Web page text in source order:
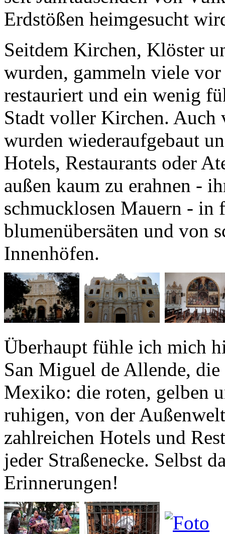
Seitdem Kirchen, Klöster
wurden, gammeln viele
restauriert und ein wenig
Stadt voller Kirchen. Auch
wurden wieder­aufgebaut
Hotels, Restaurants oder
außen kaum zu erahnen -
schmucklosen Mauern - in
blumenübersäten und von
Innenhöfen.
Überhaupt fühle ich mich
San Miguel de Allende, die
Mexiko: die roten, gelben
ruhigen, von der
zahlreichen Hotels und
jeder Straßenecke. Selbst
Erinnerungen!